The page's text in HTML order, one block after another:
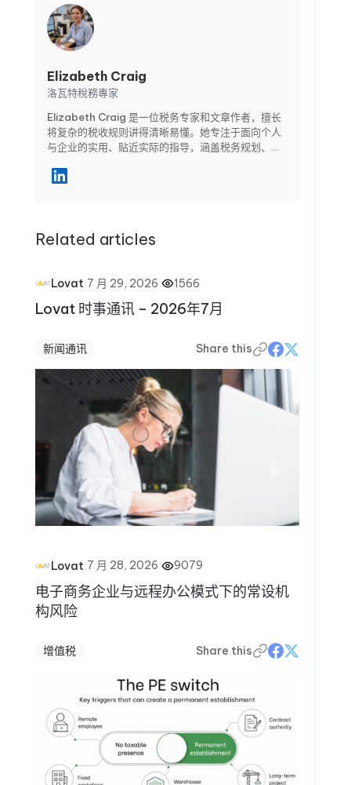
Elizabeth Craig
洛瓦特稅務專家
Elizabeth Craig 是一位税务专家和文章作者，擅长
将复杂的税收规则讲得清晰易懂。她专注于面向个人
与企业的实用、贴近实际的指导，涵盖税务规划、合
题。通过清晰的分步骤文章，Elizabeth 帮助读者避
Related articles
Lovat·7 月 29, 2026· 1566
Lovat 时事通讯 – 2026年7月
新闻通讯 Share this
Lovat·7 月 28, 2026· 9079
电子商务企业与远程办公模式下的常设机
构风险
增值税 Share this